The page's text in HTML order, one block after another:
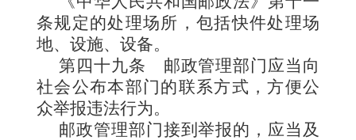
条规定的处理场所，包括快件处理场
地、设施、设备。
第四十九条 邮政管理部门应当向
社会公布本部门的联系方式，方便公
众举报违法行为。
邮政管理部门接到举报的，应当及